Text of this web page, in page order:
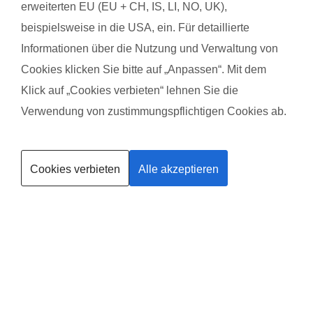
Mobil 0176-85630557
samantha.morgenstern@fitdankbaby.de
Mehr über Samantha Morgenstern
Kein passender Termin dabei? Melde Dich bei
erweiterten EU (EU + CH, IS, LI, NO, UK),
beispielsweise in die USA, ein. Für detaillierte
Informationen über die Nutzung und Verwaltung von
Cookies klicken Sie bitte auf „Anpassen“. Mit dem
Klick auf „Cookies verbieten“ lehnen Sie die
Verwendung von zustimmungspflichtigen Cookies ab.
Cookies verbieten Alle akzeptieren